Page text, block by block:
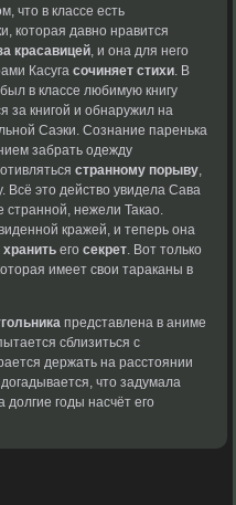
что в классе есть
которая давно нравится
красавицей, и она для него
Касуга сочиняет стихи. В
в классе любимую книгу
за книгой и обнаружил на
Саэки. Сознание паренька
забрать одежду
странному порыву,
Всё это действо увидела Сава
странной, нежели Такао.
кражей, и теперь она
хранить его секрет. Вот только
имеет свои тараканы в
представлена в аниме
сблизиться с
держать на расстоянии
что задумала
долгие годы насчёт его